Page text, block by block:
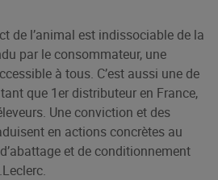
de l’animal est indissociable de la
par le consommateur, une
à tous. C’est aussi une de
que 1er distributeur en France,
Une conviction et des
en actions concrètes au
et de conditionnement